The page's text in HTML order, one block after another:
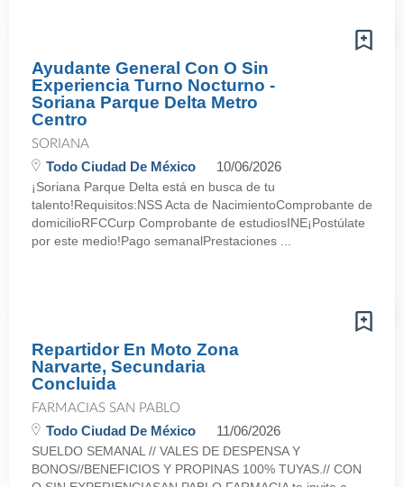
Ayudante General Con O Sin
Experiencia Turno Nocturno -
Soriana Parque Delta Metro
Centro
SORIANA
Todo Ciudad De México 10/06/2026
¡Soriana Parque Delta está en busca de tu
talento!Requisitos:NSS Acta de NacimientoComprobante de
domicilioRFCCurp Comprobante de estudiosINE¡Postúlate
por este medio!Pago semanalPrestaciones ...
Repartidor En Moto Zona
Narvarte, Secundaria
Concluida
FARMACIAS SAN PABLO
Todo Ciudad De México 11/06/2026
SUELDO SEMANAL // VALES DE DESPENSA Y
BONOS//BENEFICIOS Y PROPINAS 100% TUYAS.// CON